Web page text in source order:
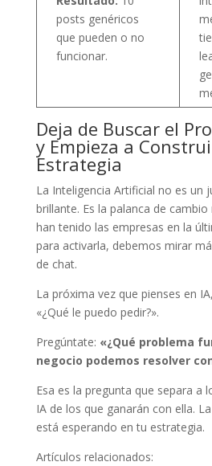
posts genéricos
que pueden o no
funcionar.
Deja de Buscar el
y Empieza a
Estrategia
La Inteligencia Artificial no es un
brillante. Es la palanca de
han tenido las empresas en la
para activarla, debemos mirar
de chat.
La próxima vez que pienses en
«¿Qué le puedo pedir?».
Pregúntate: «¿Qué problema
negocio podemos resolver
Esa es la pregunta que separa a
IA de los que ganarán con ella.
está esperando en tu estrategia.
Artículos relacionados: